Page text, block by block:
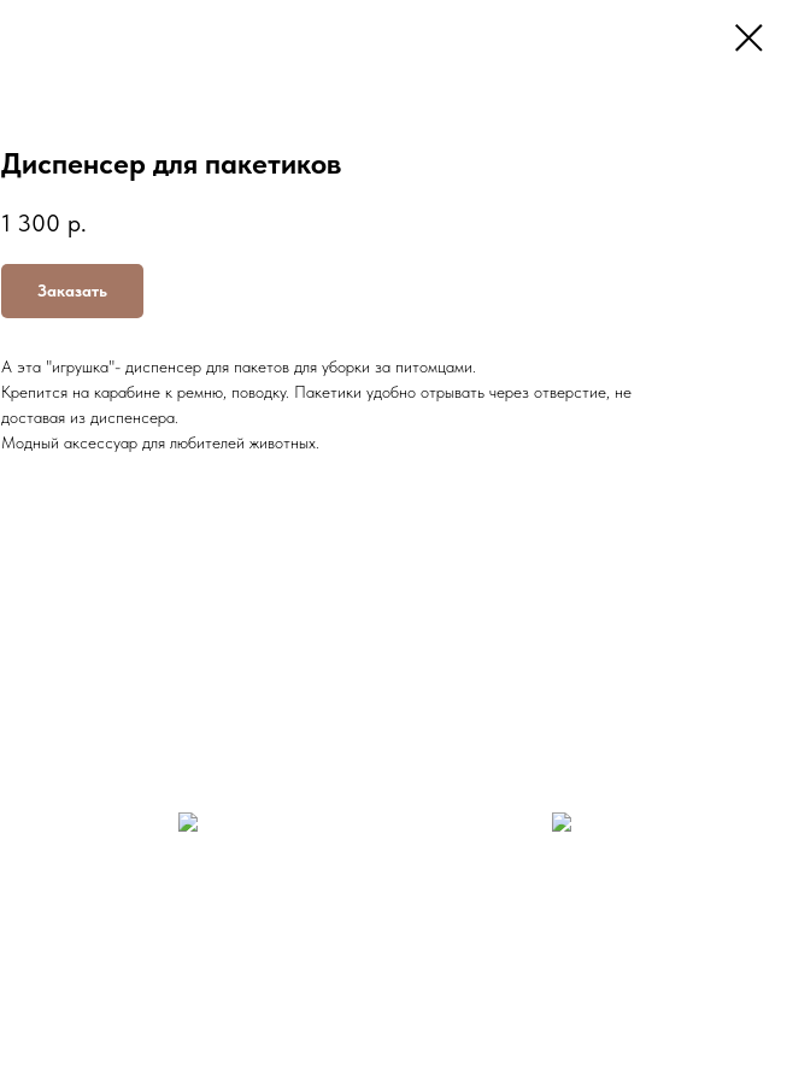
Диспенсер для пакетиков
1 300 р.
Заказать
А эта "игрушка"- диспенсер для пакетов для уборки за питомцами.
Крепится на карабине к ремню, поводку. Пакетики удобно отрывать через отверстие, не
доставая из диспенсера.
Модный аксессуар для любителей животных.